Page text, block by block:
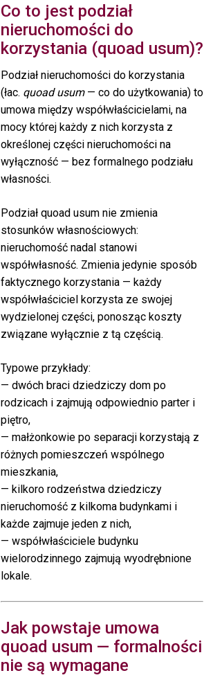
Co to jest podział
nieruchomości do
korzystania (quoad usum)?
Podział nieruchomości do korzystania
(łac. quoad usum— co do użytkowania) to
umowa między współwłaścicielami, na
mocy której każdy z nich korzysta z
określonej części nieruchomości na
wyłączność — bez formalnego podziału
własności.
Podział quoad usum nie zmienia
stosunków własnościowych:
nieruchomość nadal stanowi
współwłasność. Zmienia jedynie sposób
faktycznego korzystania — każdy
współwłaściciel korzysta ze swojej
wydzielonej części, ponosząc koszty
związane wyłącznie z tą częścią.
Typowe przykłady:
— dwóch braci dziedziczy dom po
rodzicach i zajmują odpowiednio parter i
piętro,
— małżonkowie po separacji korzystają z
różnych pomieszczeń wspólnego
mieszkania,
— kilkoro rodzeństwa dziedziczy
nieruchomość z kilkoma budynkami i
każde zajmuje jeden z nich,
— współwłaściciele budynku
wielorodzinnego zajmują wyodrębnione
lokale.
Jak powstaje umowa
quoad usum — formalności
nie są wymagane